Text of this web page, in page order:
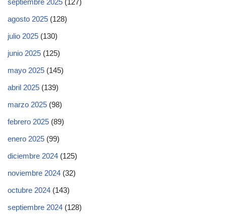
septiembre 2025 (127)
agosto 2025 (128)
julio 2025 (130)
junio 2025 (125)
mayo 2025 (145)
abril 2025 (139)
marzo 2025 (98)
febrero 2025 (89)
enero 2025 (99)
diciembre 2024 (125)
noviembre 2024 (32)
octubre 2024 (143)
septiembre 2024 (128)